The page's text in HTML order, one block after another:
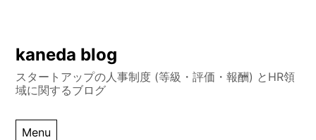
Skip
content
kaneda blog
スタートアップの人事制度 (等級・評価・報酬) とHR領
域に関するブログ
Menu